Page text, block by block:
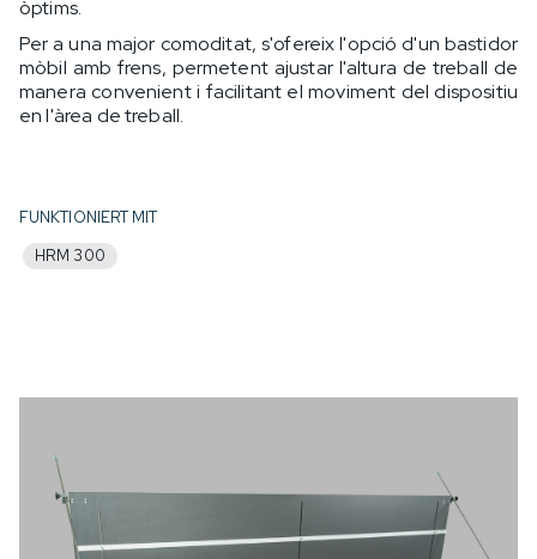
òptims.
Per a una major comoditat, s'ofereix l'opció d'un bastidor
mòbil amb frens, permetent ajustar l'altura de treball de
manera convenient i facilitant el moviment del dispositiu
en l'àrea de treball.
FUNKTIONIERT MIT
HRM 300